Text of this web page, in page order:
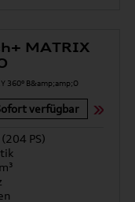
MATRIX
verfügbar
PS)